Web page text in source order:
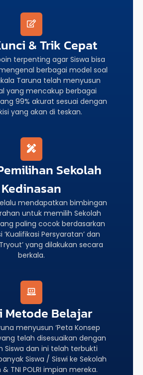
& Trik Cepat
terpenting agar Siswa bisa
berbagai model soal
Taruna telah menyusun
yang mencakup berbagai
99% akurat sesuai dengan
yang akan di teskan.
Sekolah
Kedinasan
mendapatkan bimbingan
untuk memilih Sekolah
paling cocok berdasarkan
Persyaratan’ dan
Tryout’ yang dilakukan secara
berkala.
Metode Belajar
menyusun ‘Peta Konsep
telah disesuaikan dengan
Siswa dan ini telah terbukti
Siswa / Siswi ke Sekolah
TNI POLRI impian mereka.